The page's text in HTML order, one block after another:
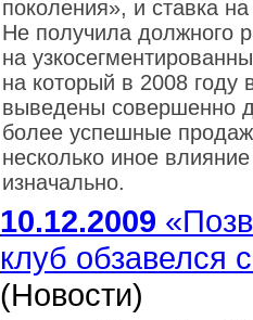
поколения», и ставка
Не получила должного
на
на который в 2008
выведены совершенно
более успешные
несколько иное
изначально.
10.12.2009
клуб обзавелся
(Новости)